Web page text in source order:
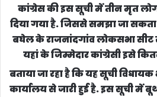
कांग्रेस की इस सूची में तीन मृत
दिया गया है. जिससे समझा जा सकता
बघेल के राजनांदगांव लोकसभा
यहां के जिम्मेदार कांग्रेसी इसे
बताया जा रहा है कि यह सूची
कार्यालय से जारी हुई है. इस सूची में